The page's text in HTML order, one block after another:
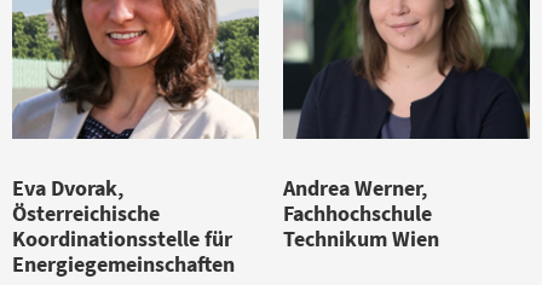
Eva Dvorak,
Österreichische
Koordinationsstelle für
Energiegemeinschaften
Andrea Werner,
Fachhochschule
Technikum Wien